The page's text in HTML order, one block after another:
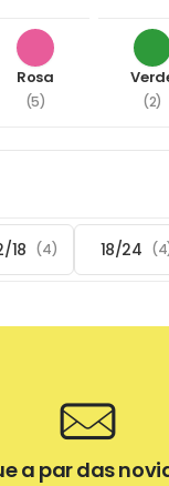
Rosa
(5) (2)
18 (4) 18/24
a par das